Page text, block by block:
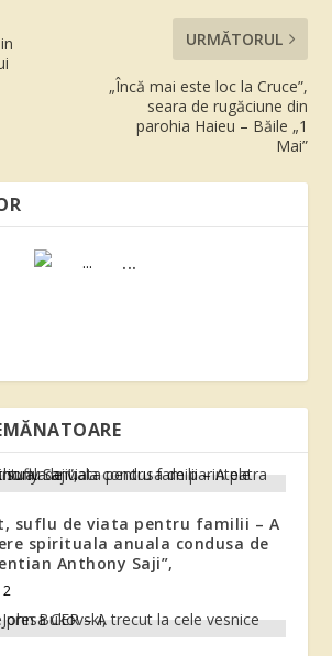
URMĂTORUL
„Încă mai este loc la Cruce”,
seara de rugăciune din
parohia Haieu – Băile „1
Mai”
...
suflu de viata pentru familii – A
spirituala anuala condusa de
Anthony Saji”,